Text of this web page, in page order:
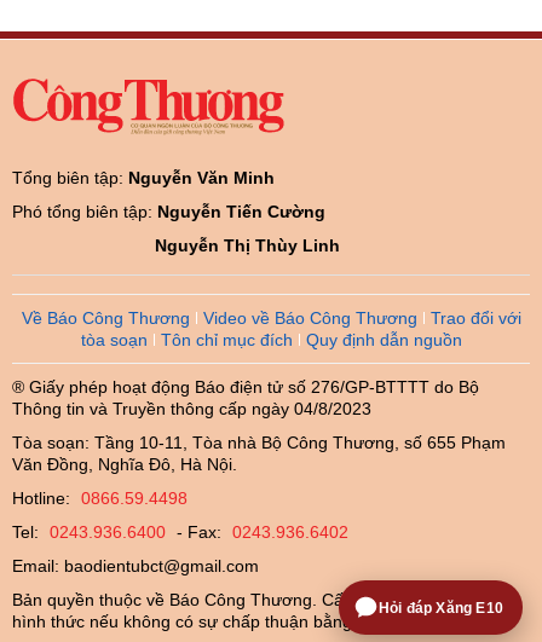
Tổng biên tập: Nguyễn Văn Minh
Phó tổng biên tập: Nguyễn Tiến Cường
Nguyễn Thị Thùy Linh
Về Báo Công Thương Video về Báo Công Thương
Trao đổi với
tòa soạn
Tôn chỉ mục đích Quy định dẫn nguồn
® Giấy phép hoạt động Báo điện tử số 276/GP-BTTTT do Bộ
Thông tin và Truyền thông cấp ngày 04/8/2023
Tòa soạn: Tầng 10-11, Tòa nhà Bộ Công Thương, số 655 Phạm
Văn Đồng, Nghĩa Đô, Hà Nội.
Hotline:
0866.59.4498
Tel:
0243.936.6400 - Fax:
0243.936.6402
Email: baodientubct@gmail.com
Bản quyền thuộc về Báo Công Thương. Cấm sao chép dưới mọi
hình thức nếu không có sự chấp thuận bằng văn bản.
Hỏi đáp Xăng E10